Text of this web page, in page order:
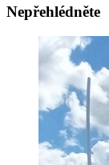
Nepřehlédněte